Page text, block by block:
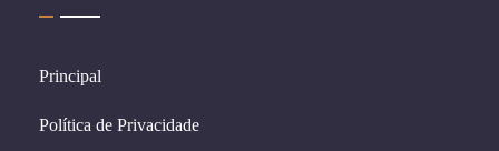
Principal
Política de Privacidade